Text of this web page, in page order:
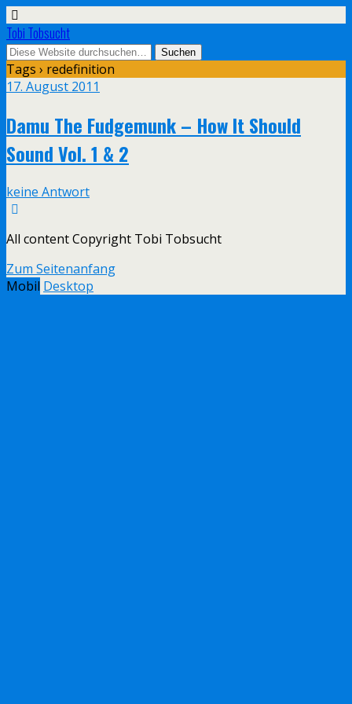
Tobi Tobsucht
Tags › redefinition
17. August 2011
Damu The Fudgemunk – How It Should
Sound Vol. 1 & 2
keine Antwort
All content Copyright Tobi Tobsucht
Zum Seitenanfang
Mobil Desktop